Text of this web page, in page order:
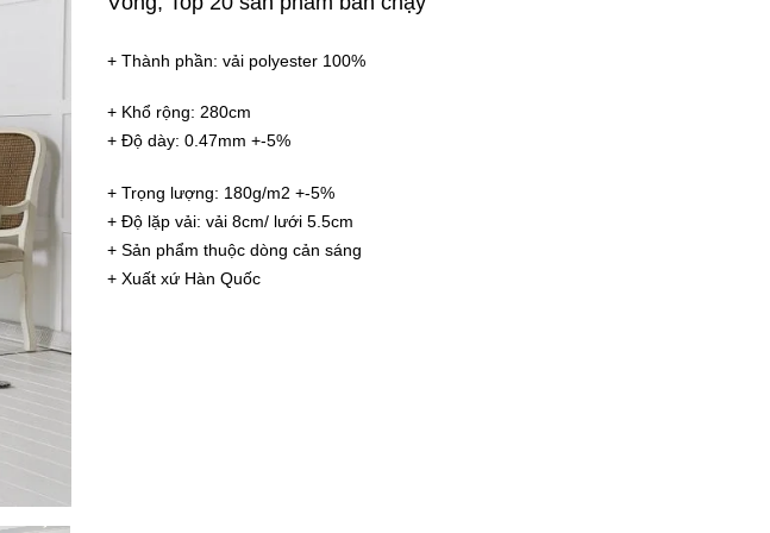
+ Thành phần: vải polyester 100%
+ Khổ rộng: 280cm
+ Độ dày: 0.47mm +-5%
+ Trọng lượng: 180g/m2 +-5%
+ Độ lặp vải: vải 8cm/ lưới 5.5cm
+ Sản phẩm thuộc dòng cản sáng
+ Xuất xứ Hàn Quốc